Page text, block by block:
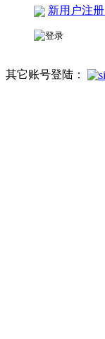
新用户注册
其它账号登陆：